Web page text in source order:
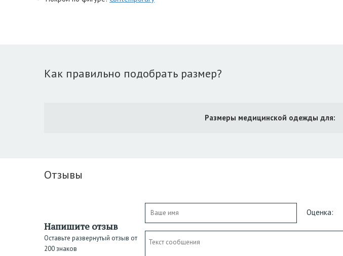
Как правильно подобрать размер?
Размеры медицинской одежды для:
Отзывы
Напишите отзыв
Оставьте развернутый отзыв от
200 знаков
Оценка: